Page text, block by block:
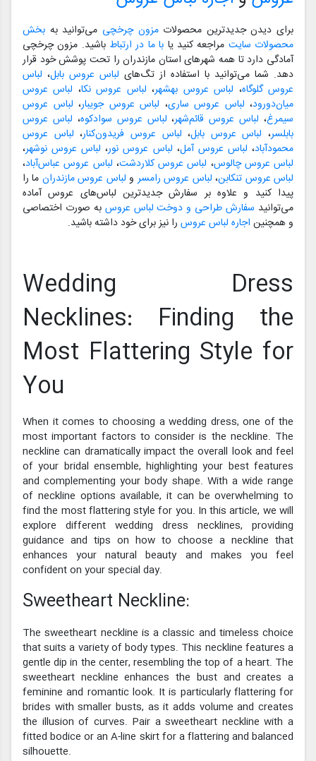
برای دیدن جدیدترین محصولاتمزون چرخچی می‌توانید به بخش
محصولات سایت مراجعه کنید یا با ما در ارتباط باشید. مزون چرخچی
آمادگی دارد تا همه شهرهای استان مازندران را تحت پوشش خود قرار
دهد. شما می‌توانید با استفاده از تگ‌های لباس عروس بابل، لباس
عروس گلوگاه، لباس عروس بهشهر، لباس عروس نکا، لباس عروس
میان‌دورود، لباس عروس ساری، لباس عروس جویبار، لباس عروس
سیمرغ، لباس عروس قائم‌شهر، لباس عروس سوادکوه، لباس عروس
بابلسر، لباس عروس بابل، لباس عروس فریدون‌کنار، لباس عروس
محمودآباد، لباس عروس آمل، لباس عروس نور، لباس عروس نوشهر،
لباس عروس چالوس، لباس عروس کلاردشت، لباس عروس عباس‌آباد،
لباس عروس تنکابن، لباس عروس رامسر و لباس عروس مازندران ما را
پیدا کنید و علاوه بر سفارش جدیدترین لباس‌های عروس آماده
می‌توانید سفارش طراحی و دوخت لباس عروس به صورت اختصاصی
و همچنین اجاره لباس عروس را نیز برای خود داشته باشید.
Wedding Dress
Necklines: Finding the
Most Flattering Style for
You
When it comes to choosing a wedding dress, one of the
most important factors to consider is the neckline. The
neckline can dramatically impact the overall look and feel
of your bridal ensemble, highlighting your best features
and complementing your body shape. With a wide range
of neckline options available, it can be overwhelming to
find the most flattering style for you. In this article, we will
explore different wedding dress necklines, providing
guidance and tips on how to choose a neckline that
enhances your natural beauty and makes you feel
confident on your special day.
Sweetheart Neckline:
The sweetheart neckline is a classic and timeless choice
that suits a variety of body types. This neckline features a
gentle dip in the center, resembling the top of a heart. The
sweetheart neckline enhances the bust and creates a
feminine and romantic look. It is particularly flattering for
brides with smaller busts, as it adds volume and creates
the illusion of curves. Pair a sweetheart neckline with a
fitted bodice or an A-line skirt for a flattering and balanced
silhouette.